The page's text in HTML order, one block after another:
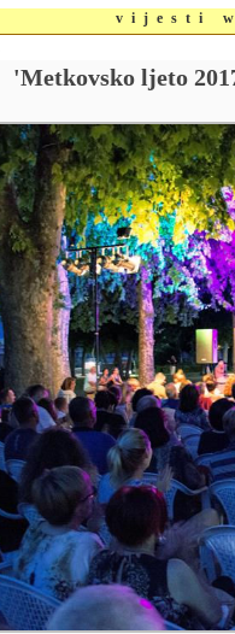
vijesti
'Metkovsko ljeto